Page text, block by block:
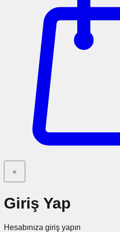
Giriş Yap
Hesabınıza giriş yapın